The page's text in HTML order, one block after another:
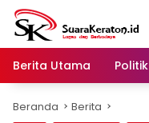
Langsung
konten
Berita Utama
Politik
Beranda Berita